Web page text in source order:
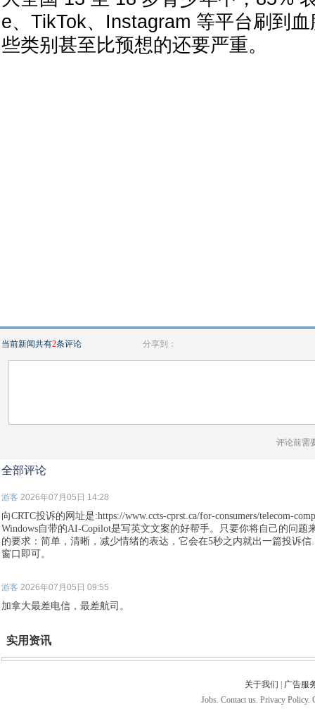
e、TikTok、Instagram 等平台刷到
些类别甚至比预想的还要严重。
当前新闻共有2条评论 分享到：
评论前需
全部评论
游客 2026年07月05日 14:28
向CRTC投诉的网址是:https://www.ccts-cprst.ca/for-consumers/telecom-
Windows自带的AI-Copilot是写英文文案的好帮手。只要你将自己的问题
的要求：简单，清晰，减少情绪的表达，它会在5秒之内就出一篇投诉
窗口即可。
游客 2026年07月05日 09:55
加拿大最差电信，最差航司。
实用资讯
关于我们
广告服
Jobs. Contact us. Privacy